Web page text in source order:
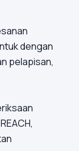
dengan
pelapisan,